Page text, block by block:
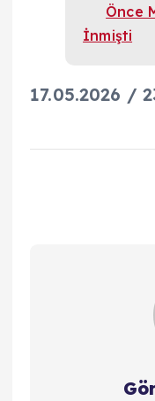
Önce
İnmişti
17.05.2026 /